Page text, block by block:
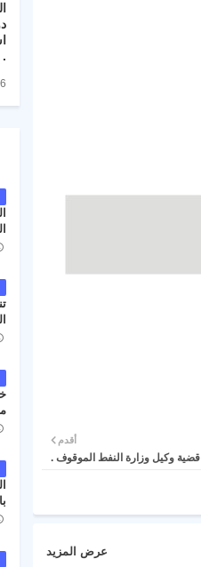
أقدم
وكيل وزارة النفط الموقوف .
عرض المزيد
.